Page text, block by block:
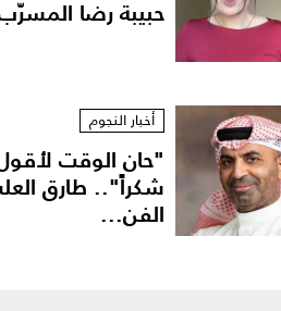
حبيبة رضا
أخبار النجوم
"حان الوقت
شكراً".. طارق
الفن...